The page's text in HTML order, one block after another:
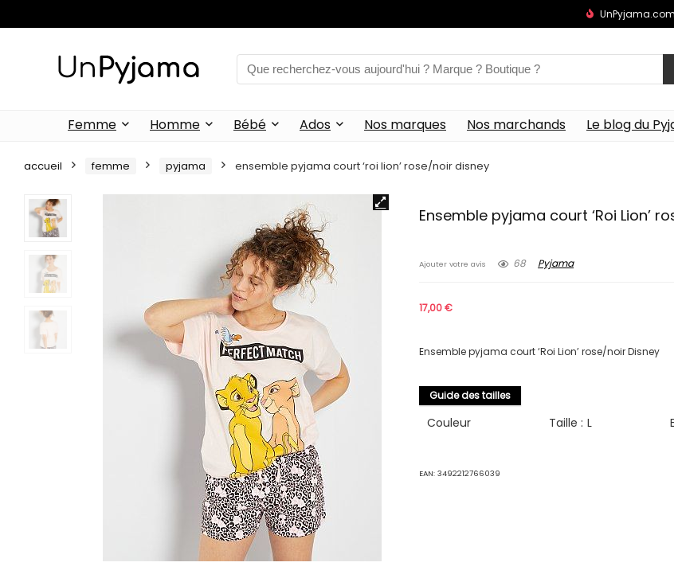
Femme Homme Bébé Ados Nos marques Nos marchands Le blog du
accueil femme pyjama ensemble pyjama court ‘roi lion’ rose/noir disney
Ensemble pyjama court ‘Roi Lion’
Ajouter votre avis 68 Pyjama
17,00€
Ensemble pyjama court ‘Roi Lion’ rose/noir Disney
Guide des tailles
Couleur Taille : L
EAN:3492212766039